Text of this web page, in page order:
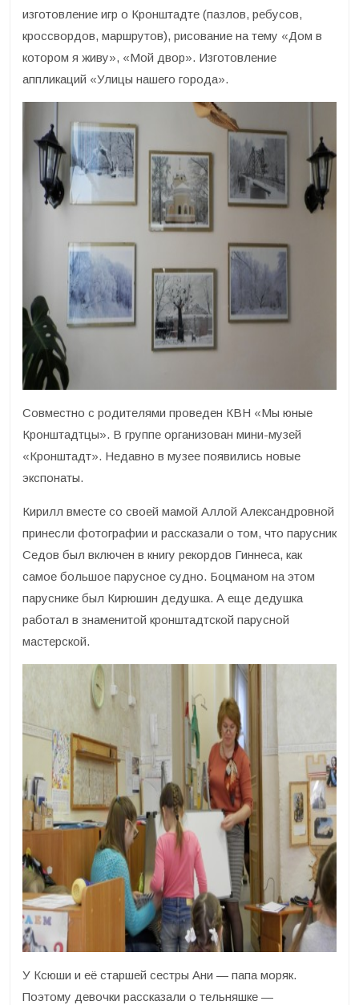
изготовление игр о Кронштадте (пазлов, ребусов,
кроссвордов, маршрутов), рисование на тему «Дом в
котором я живу», «Мой двор». Изготовление
аппликаций «Улицы нашего города».
Совместно с родителями проведен КВН «Мы юные
Кронштадтцы». В группе организован мини-музей
«Кронштадт». Недавно в музее появились новые
экспонаты.
Кирилл вместе со своей мамой Аллой Александровной
принесли фотографии и рассказали о том, что парусник
Седов был включен в книгу рекордов Гиннеса, как
самое большое парусное судно. Боцманом на этом
паруснике был Кирюшин дедушка. А еще дедушка
работал в знаменитой кронштадтской парусной
мастерской.
У Ксюши и её старшей сестры Ани — папа моряк.
Поэтому девочки рассказали о тельняшке —